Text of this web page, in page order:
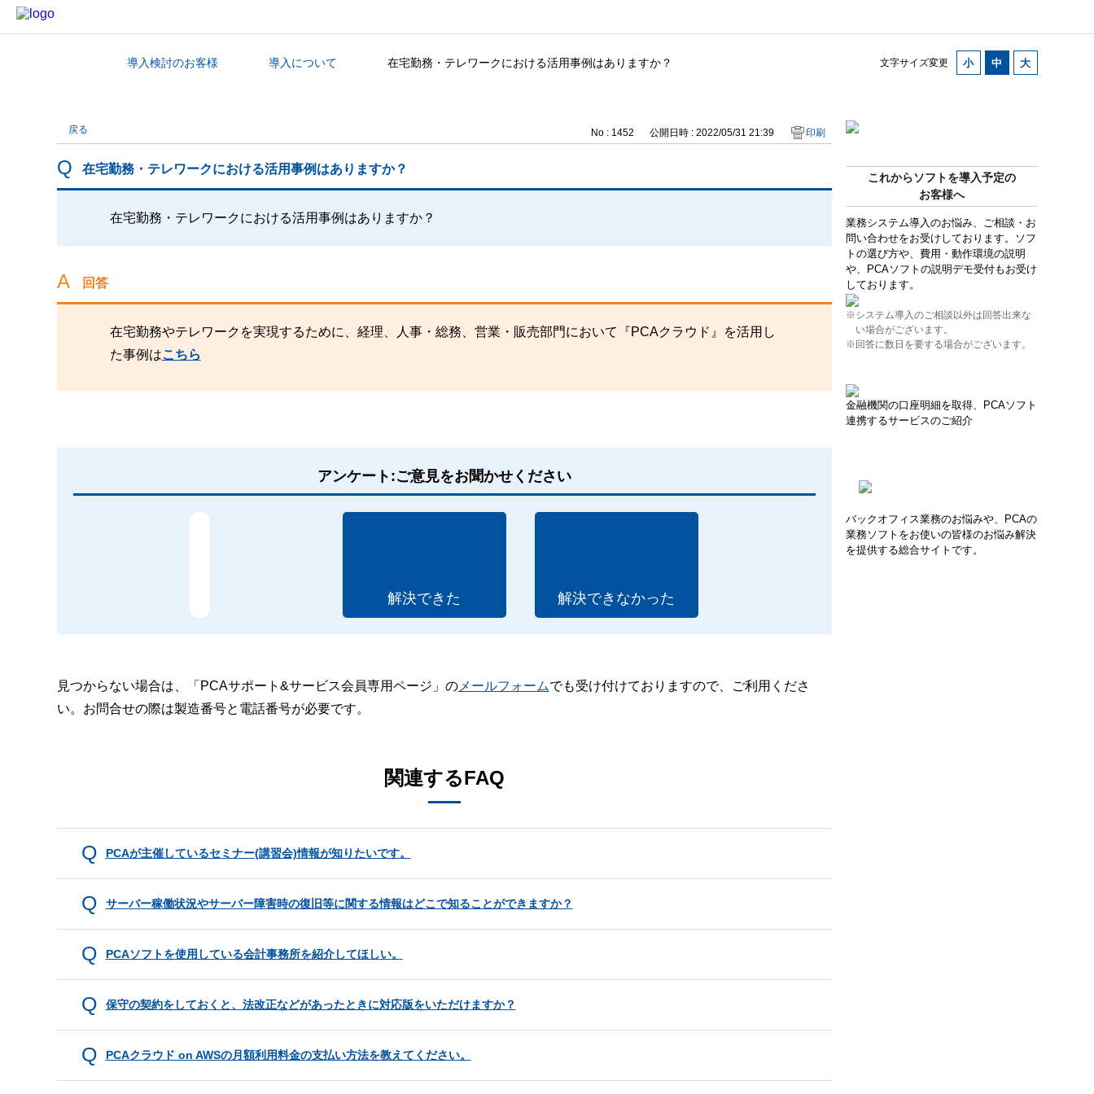
文字サイズ変更
カテゴリから探す導入検討のお客様 導入について 在宅勤務・テレワークにおける活用事例はありますか？
これからソフトを導入予定の
お客様へ
業務システム導入のお悩み、ご相談・お
問い合わせをお受けしております。ソフ
トの選び方や、費用・動作環境の説明
や、PCAソフトの説明デモ受付もお受け
しております。
※システム導入のご相談以外は回答出来な
い場合がございます。
※回答に数日を要する場合がございます。
金融機関の口座明細を取得、PCAソフト
連携するサービスのご紹介
バックオフィス業務のお悩みや、PCAの
業務ソフトをお使いの皆様のお悩み解決
を提供する総合サイトです。
戻る No : 1452 公開日時 : 2022/05/31 21:39 印刷
在宅勤務・テレワークにおける活用事例はありますか？
在宅勤務・テレワークにおける活用事例はありますか？
回答
在宅勤務やテレワークを実現するために、経理、人事・総務、営業・販売部門において『PCAクラウド』を活用し
た事例はこちら
アンケート:ご意見をお聞かせください
解決できた 解決できなかった
見つからない場合は、「PCAサポート&サービス会員専用ページ」のメールフォームでも受け付けておりますので、ご利用くださ
い。お問合せの際は製造番号と電話番号が必要です。
関連するFAQ
PCAが主催しているセミナー(講習会)情報が知りたいです。
サーバー稼働状況やサーバー障害時の復旧等に関する情報はどこで知ることができますか？
PCAソフトを使用している会計事務所を紹介してほしい。
保守の契約をしておくと、法改正などがあったときに対応版をいただけますか？
PCAクラウド on AWSの月額利用料金の支払い方法を教えてください。